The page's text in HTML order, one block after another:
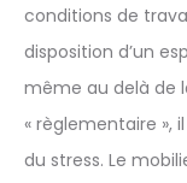
conditions de
disposition d’un
même au delà de
« règlementaire »,
du stress. Le